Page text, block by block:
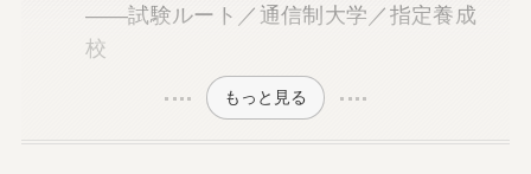
――試験ルート／通信制大学／指定養成
校
もっと見る